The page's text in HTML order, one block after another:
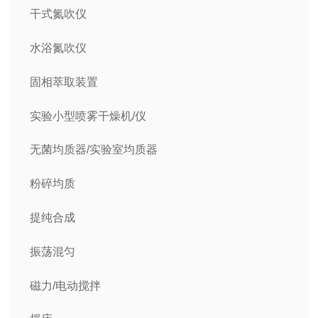
干式氮吹仪
水浴氮吹仪
固相萃取装置
实验小型喷雾干燥机/仪
无菌均质器/实验室均质器
粉碎均质
提纯合成
振荡混匀
磁力/电动搅拌